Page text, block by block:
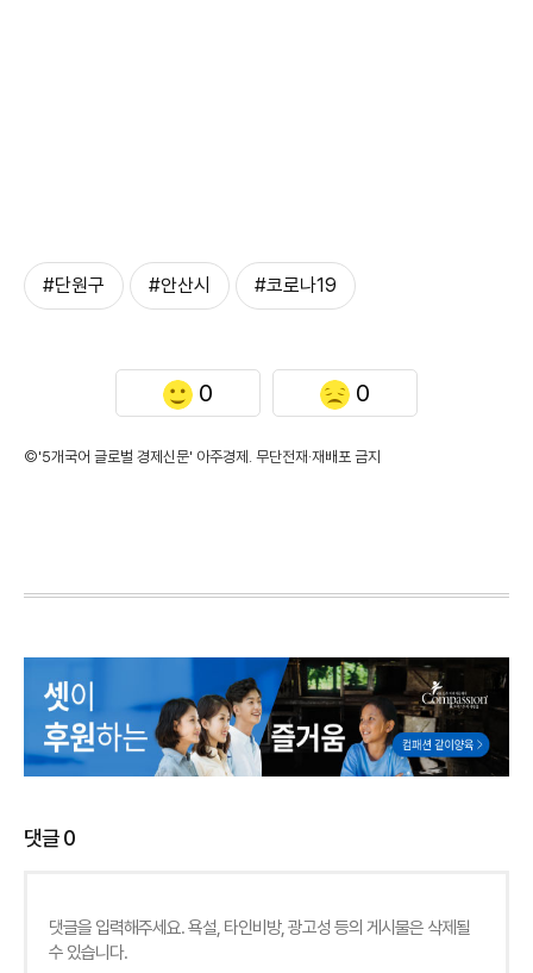
#단원구 #안산시 #코로나19
0 0
©'5개국어 글로벌 경제신문' 아주경제. 무단전재·재배포 금지
댓글0